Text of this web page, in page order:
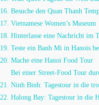
16. Besuche den Quan Thanh
17. Vietnamese Women’s Museum
18. Hinterlasse eine Nachricht im
19. Teste ein Banh Mi in Hanois
20. Mache eine Hanoi Food Tour
Bei einer Street-Food Tour
21. Ninh Binh: Tagestour in die
22. Halong Bay: Tagestour in die